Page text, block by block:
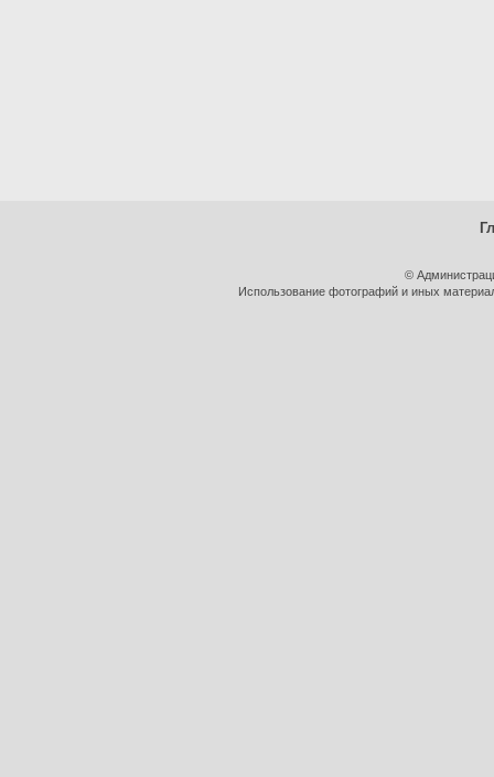
©
Использование фотографий и иных